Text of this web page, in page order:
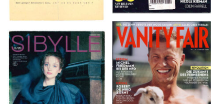
VANITY FAIR – Nr. 7 –
8. Februar 2007
SIBYLLE 6/89